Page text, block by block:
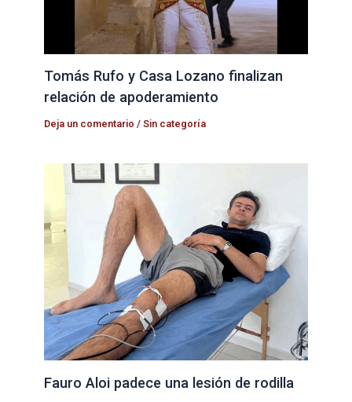
Tomás Rufo y Casa Lozano finalizan
relación de apoderamiento
Deja un comentario /Sin categoría
Fauro Aloi padece una lesión de rodilla